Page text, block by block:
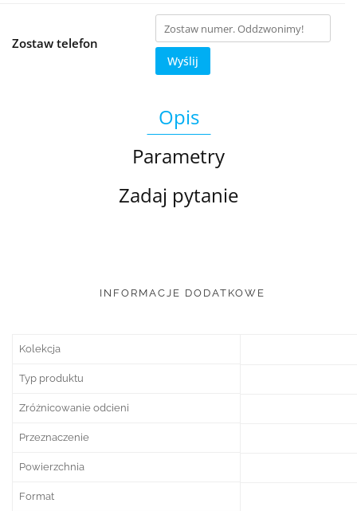
Zostaw telefon
Wyślij
Opis
Parametry
Zadaj pytanie
INFORMACJE DODATKOWE
Kolekcja
Typ produktu
Zróżnicowanie odcieni
Przeznaczenie
Powierzchnia
Format